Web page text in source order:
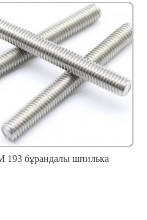
193 бұрандалы шпилька